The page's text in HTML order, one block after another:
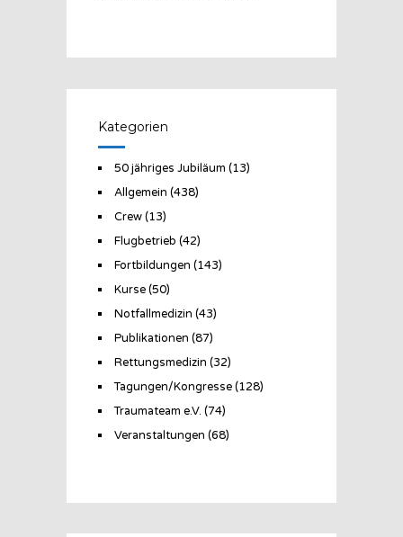
Kategorien
50 jähriges Jubiläum (13)
Allgemein (438)
Crew(13)
Flugbetrieb (42)
Fortbildungen (143)
Kurse(50)
Notfallmedizin (43)
Publikationen (87)
Rettungsmedizin (32)
Tagungen/Kongresse(128)
Traumateam e.V. (74)
Veranstaltungen (68)